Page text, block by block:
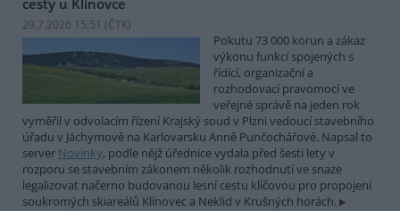
29.7.2026 15:51 (ČTK)
Pokutu 73 000 korun a zákaz
výkonu funkcí spojených s
řídící, organizační a
rozhodovací pravomocí ve
veřejné správě na jeden rok
vyměřil v odvolacím řízení Krajský soud v Plzni vedoucí stavebního
úřadu v Jáchymově na Karlovarsku Anně Punčochářové. Napsal to
server Novinky, podle nějž úřednice vydala před šesti lety v
rozporu se stavebním zákonem několik rozhodnutí ve snaze
legalizovat načerno budovanou lesní cestu klíčovou pro propojení
soukromých skiareálů Klínovec a Neklid v Krušných horách.